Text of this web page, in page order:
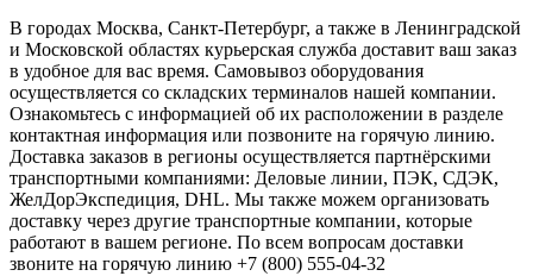
В городах Москва, Санкт-Петербург, а также в Ленинградской
и Московской областях курьерская служба доставит ваш заказ
в удобное для вас время. Самовывоз оборудования
осуществляется со складских терминалов нашей компании.
Ознакомьтесь с информацией об их расположении в разделе
контактная информация или позвоните на горячую линию.
Доставка заказов в регионы осуществляется партнёрскими
транспортными компаниями: Деловые линии, ПЭК, СДЭК,
ЖелДорЭкспедиция, DHL. Мы также можем организовать
доставку через другие транспортные компании, которые
работают в вашем регионе. По всем вопросам доставки
звоните на горячую линию +7 (800) 555-04-32